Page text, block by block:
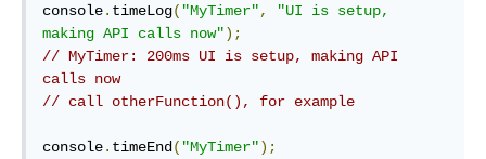
console. timeLog( "MyTimer",
"UI is setup,
making API calls now");
// MyTimer: 200ms UI is setup, making API
calls now
// call otherFunction(), for example
console. timeEnd ( "MyTimer");